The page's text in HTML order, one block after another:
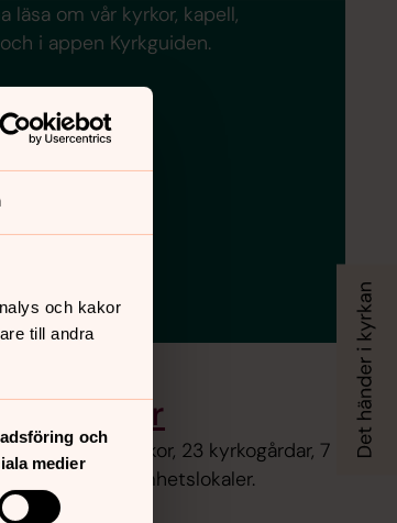
och kakor
till andra
och
medier
om vår kyrkor, kapell,
i appen Kyrkguiden.
än 25 kyrkor, 23 kyrkogårdar, 7
andra verksamhetslokaler.